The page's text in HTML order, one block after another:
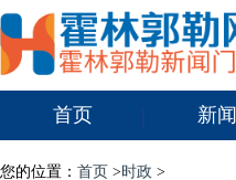
首页 新闻
您的位置： 首页 >时政 >